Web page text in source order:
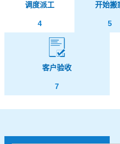
调度派工
4
开始搬
5
客户验收
7